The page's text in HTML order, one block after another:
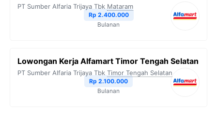
PT Sumber Alfaria Trijaya Tbk Mataram
Rp 2.400.000
Bulanan
Lowongan Kerja Alfamart Timor Tengah Selatan
PT Sumber Alfaria Trijaya Tbk Timor Tengah Selatan
Rp 2.100.000
Bulanan